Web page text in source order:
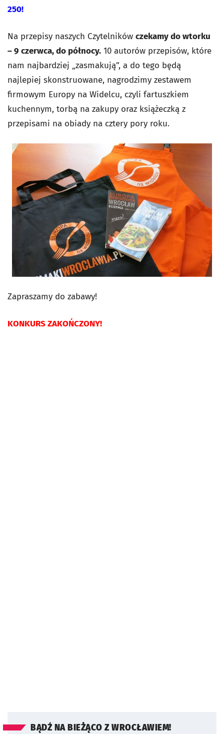
250!
Na przepisy naszych Czytelników czekamy do wtorku
– 9 czerwca, do północy. 10 autorów przepisów, które
nam najbardziej „zasmakują”, a do tego będą
najlepiej skonstruowane, nagrodzimy zestawem
firmowym Europy na Widelcu, czyli fartuszkiem
kuchennym, torbą na zakupy oraz książeczką z
przepisami na obiady na cztery pory roku.
Zapraszamy do zabawy!
KONKURS ZAKOŃCZONY!
BĄDŹ NA BIEŻĄCO Z WROCŁAWIEM!